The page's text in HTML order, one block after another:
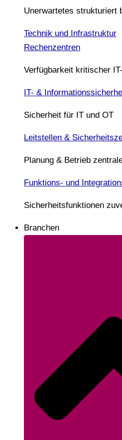
Unerwartetes strukturiert
Technik und Infrastruktur
Rechenzentren
Verfügbarkeit kritischer
IT- &
Sicherheit für IT und OT
Leitstellen &
Planung & Betrieb
Funktions- und
Sicherheitsfunktionen
Branchen